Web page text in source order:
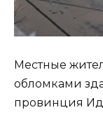
Местные
обломками
провинция